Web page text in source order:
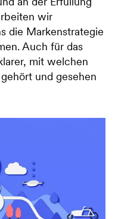
wir
die Markenstrategie
Auch für das
mit welchen
und gesehen